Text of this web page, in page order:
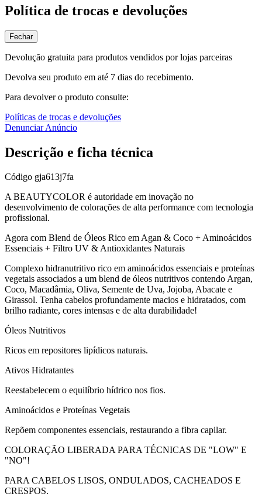
Política de trocas e devoluções
Fechar
Devolução gratuita para produtos vendidos por lojas parceiras
Devolva seu produto em até 7 dias do recebimento.
Para devolver o produto consulte:
Políticas de trocas e devoluções
Denunciar Anúncio
Descrição e ficha técnica
Código gja613j7fa
A BEAUTYCOLOR é autoridade em inovação no
desenvolvimento de colorações de alta performance com tecnologia
profissional.
Agora com Blend de Óleos Rico em Agan & Coco + Aminoácidos
Essenciais + Filtro UV & Antioxidantes Naturais
Complexo hidranutritivo rico em aminoácidos essenciais e proteínas
vegetais associados a um blend de óleos nutritivos contendo Argan,
Coco, Macadâmia, Oliva, Semente de Uva, Jojoba, Abacate e
Girassol. Tenha cabelos profundamente macios e hidratados, com
brilho radiante, cores intensas e de alta durabilidade!
Óleos Nutritivos
Ricos em repositores lipídicos naturais.
Ativos Hidratantes
Reestabelecem o equilíbrio hídrico nos fios.
Aminoácidos e Proteínas Vegetais
Repõem componentes essenciais, restaurando a fibra capilar.
COLORAÇÃO LIBERADA PARA TÉCNICAS DE "LOW" E
"NO"!
PARA CABELOS LISOS, ONDULADOS, CACHEADOS E
CRESPOS.